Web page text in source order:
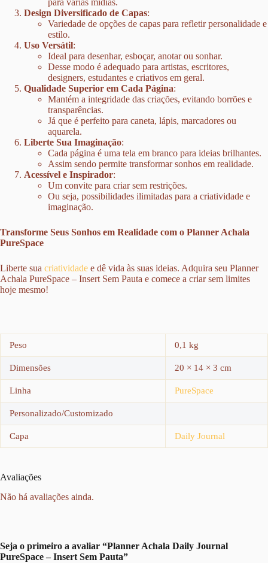
para várias mídias.
Design Diversificado de Capas:
Variedade de opções de capas para refletir personalidade e
estilo.
Uso Versátil:
Ideal para desenhar, esboçar, anotar ou sonhar.
Desse modo é adequado para artistas, escritores,
designers, estudantes e criativos em geral.
Qualidade Superior em Cada Página:
Mantém a integridade das criações, evitando borrões e
transparências.
Já que é perfeito para caneta, lápis, marcadores ou
aquarela.
Liberte Sua Imaginação:
Cada página é uma tela em branco para ideias brilhantes.
Assim sendo permite transformar sonhos em realidade.
Acessível e Inspirador:
Um convite para criar sem restrições.
Ou seja, possibilidades ilimitadas para a criatividade e
imaginação.
Transforme Seus Sonhos em Realidade com o Planner Achala
PureSpace
Liberte sua criatividade e dê vida às suas ideias. Adquira seu Planner
Achala PureSpace – Insert Sem Pauta e comece a criar sem limites
hoje mesmo!
Peso 0,1 kg
Dimensões 20 × 14 × 3 cm
Linha PureSpace
Personalizado/Customizado
Capa Daily Journal
Avaliações
Não há avaliações ainda.
Seja o primeiro a avaliar “Planner Achala Daily Journal
PureSpace – Insert Sem Pauta”